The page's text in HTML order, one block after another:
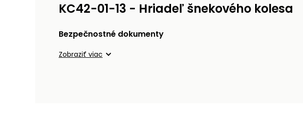
KC42-01-13 - Hriadeľ šnekového kolesa
Bezpečnostné dokumenty
Zobraziť viac